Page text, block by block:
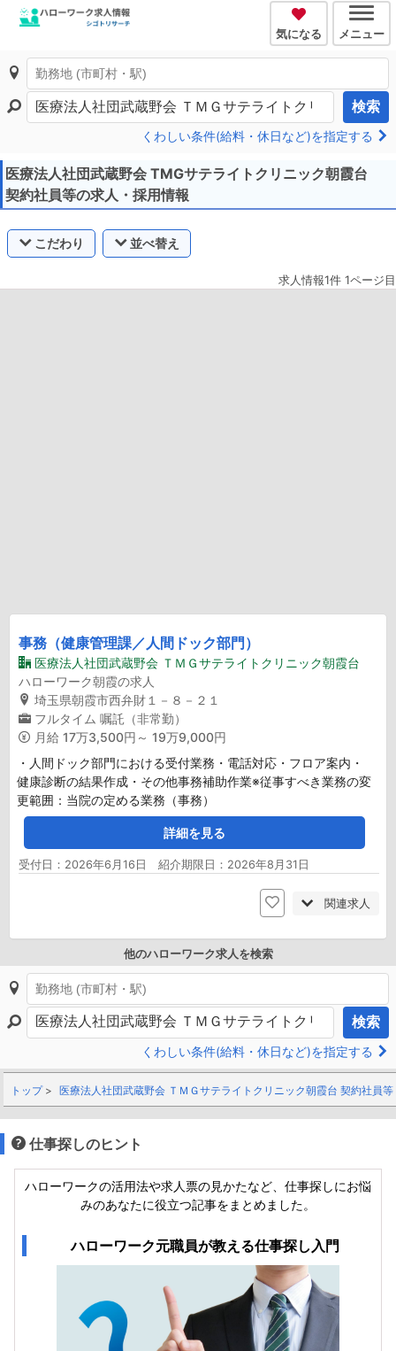
気になる メニュー
検索
くわしい条件(給料・休日など)を指定する
医療法人社団武蔵野会 TMGサテライトクリニック朝霞台
契約社員等の求人・採用情報
こだわり 並べ替え
求人情報1件 1ページ目
事務（健康管理課／人間ドック部門）
医療法人社団武蔵野会 ＴＭＧサテライトクリニック朝霞台
ハローワーク朝霞の求人
埼玉県朝霞市西弁財１－８－２１
フルタイム 嘱託（非常勤）
月給 17万3,500円～ 19万9,000円
・人間ドック部門における受付業務・電話対応・フロア案内・
健康診断の結果作成・その他事務補助作業※従事すべき業務の変
更範囲：当院の定める業務（事務）
詳細を見る
受付日：2026年6月16日 紹介期限日：2026年8月31日
関連求人
他のハローワーク求人を検索
検索
くわしい条件(給料・休日など)を指定する
トップ 医療法人社団武蔵野会 ＴＭＧサテライトクリニック朝霞台 契約社員等
仕事探しのヒント
ハローワークの活用法や求人票の見かたなど、仕事探しにお悩
みのあなたに役立つ記事をまとめました。
ハローワーク元職員が教える仕事探し入門